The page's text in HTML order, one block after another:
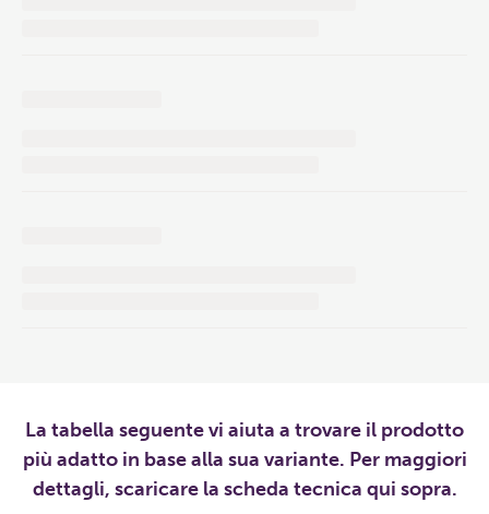
La tabella seguente vi aiuta a trovare il prodotto
più adatto in base alla sua variante. Per maggiori
dettagli, scaricare la scheda tecnica qui sopra.